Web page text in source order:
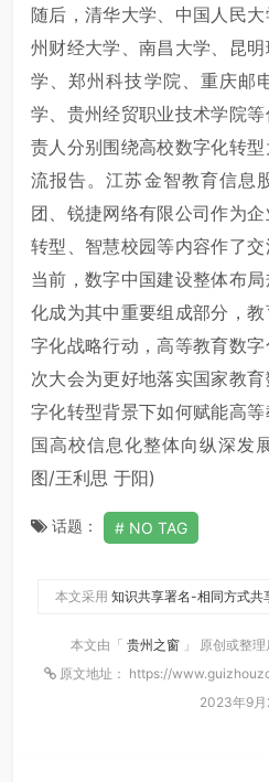
随后，清华大学、中国人民
州财经大学、南昌大学、昆
学、郑州科技学院、重庆邮
学、贵州经贸职业技术学院
责人分别围绕高校数字化转
流报告。江苏金智教育信息
团、锐捷网络有限公司作为
转型、智慧校园等内容作了交
当前，数字中国建设整体布
化成为其中重要组成部分，
字化战略行动，高等教育数
次大会为更好地落实国家教
字化转型背景下如何赋能高
国高校信息化整体向纵深发
图/王利思 于阳)
话题： NO TAG
本文采用 知识共享署名-相同方式共
本文由「 贵州之窗 」 原创或整
原文地址： https://
2023年9月